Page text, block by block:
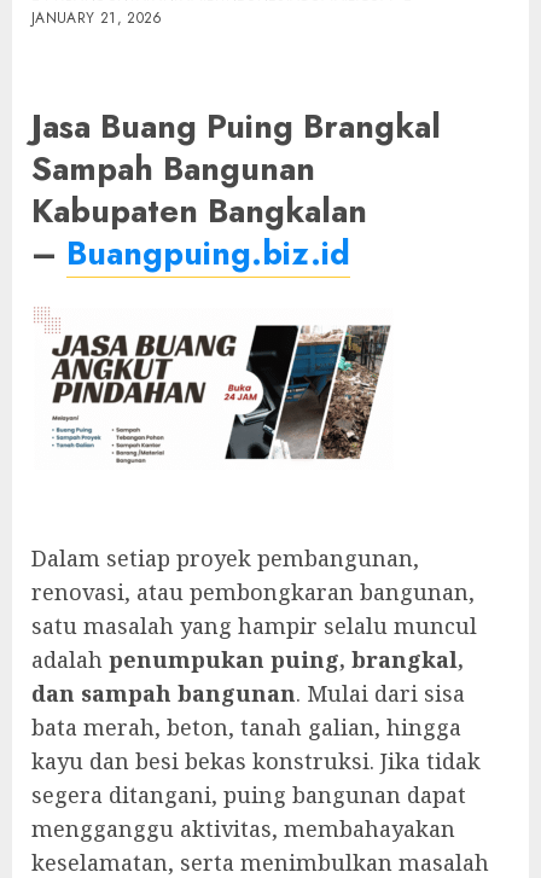
JANUARY 21, 2026
Jasa Buang Puing Brangkal
Sampah Bangunan
Kabupaten Bangkalan
– Buangpuing.biz.id
Dalam setiap proyek pembangunan,
renovasi, atau pembongkaran bangunan,
satu masalah yang hampir selalu muncul
adalah penumpukan puing, brangkal,
dan sampah bangunan. Mulai dari sisa
bata merah, beton, tanah galian, hingga
kayu dan besi bekas konstruksi. Jika tidak
segera ditangani, puing bangunan dapat
mengganggu aktivitas, membahayakan
keselamatan, serta menimbulkan masalah